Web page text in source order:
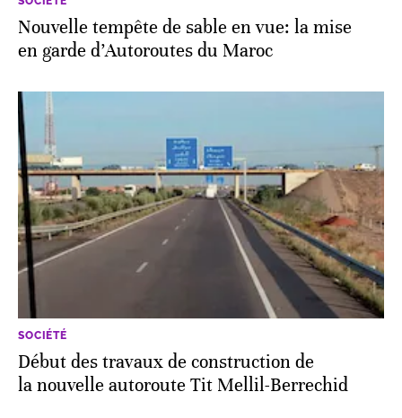
Nouvelle tempête de sable en vue: la mise
en garde d’Autoroutes du Maroc
SOCIÉTÉ
Début des travaux de construction de
la nouvelle autoroute Tit Mellil-Berrechid